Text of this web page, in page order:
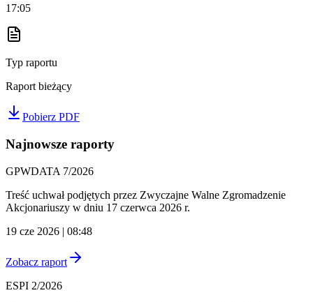
17:05
Typ raportu
Raport bieżący
Pobierz PDF
Najnowsze raporty
GPWDATA 7/2026
Treść uchwał podjętych przez Zwyczajne Walne Zgromadzenie
Akcjonariuszy w dniu 17 czerwca 2026 r.
19 cze 2026 | 08:48
Zobacz raport
ESPI 2/2026